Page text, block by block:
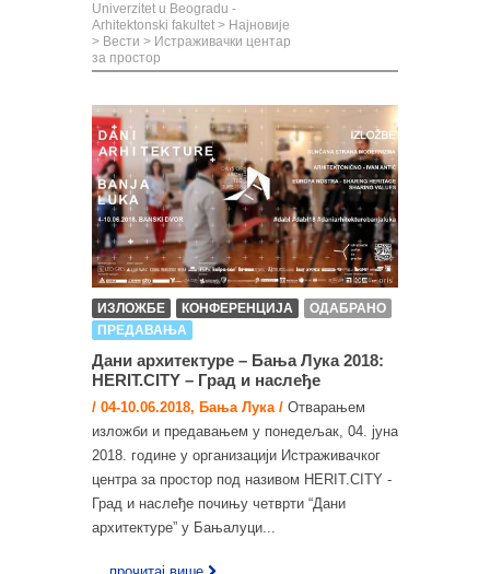
Univerzitet u Beogradu -
Arhitektonski fakultet > Најновије
> Вести > Истраживачки центар
за простор
ИЗЛОЖБЕ КОНФЕРЕНЦИЈА
ОДАБРАНО
ПРЕДАВАЊА
Дани архитектуре – Бања Лука 2018:
HERIT.CITY – Град и наслеђе
/ 04-10.06.2018, Бања Лука / Отварањем
изложби и предавањем у понедељак, 04. јуна
2018. године у организацији Истраживачког
центра за простор под називом HERIT.CITY -
Град и наслеђе почињу четврти “Дани
архитектуре” у Бањалуци...